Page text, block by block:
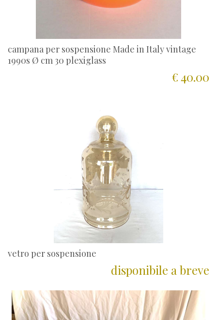
campana per sospensione Made in Italy vintage
1990s Ø cm 30 plexiglass
€ 40.00
vetro per sospensione
disponibile a breve